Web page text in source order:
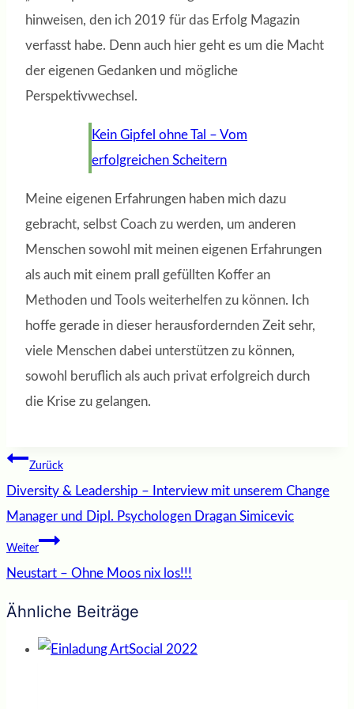
hinweisen, den ich 2019 für das Erfolg Magazin
verfasst habe. Denn auch hier geht es um die Macht
der eigenen Gedanken und mögliche
Perspektivwechsel.
Kein Gipfel ohne Tal – Vom
erfolgreichen Scheitern
Meine eigenen Erfahrungen haben mich dazu
gebracht, selbst Coach zu werden, um anderen
Menschen sowohl mit meinen eigenen Erfahrungen
als auch mit einem prall gefüllten Koffer an
Methoden und Tools weiterhelfen zu können. Ich
hoffe gerade in dieser herausfordernden Zeit sehr,
viele Menschen dabei unterstützen zu können,
sowohl beruflich als auch privat erfolgreich durch
die Krise zu gelangen.
Beitragsnavigation
Zurück
Diversity & Leadership – Interview mit unserem Change
Manager und Dipl. Psychologen Dragan Simicevic
Weiter
Neustart – Ohne Moos nix los!!!
Ähnliche Beiträge